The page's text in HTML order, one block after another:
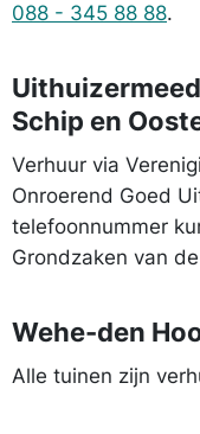
088 - 345 88 88.
Schip en
Verhuur via
Onroerend Goed
telefoonnummer
Grondzaken van
Wehe-den
Alle tuinen zijn